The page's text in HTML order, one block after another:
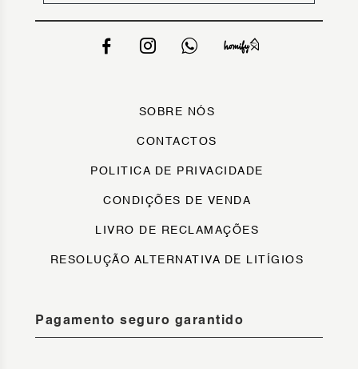
SOBRE NÓS
CONTACTOS
POLITICA DE PRIVACIDADE
CONDIÇÕES DE VENDA
LIVRO DE RECLAMAÇÕES
RESOLUÇÃO ALTERNATIVA DE LITÍGIOS
Pagamento seguro garantido